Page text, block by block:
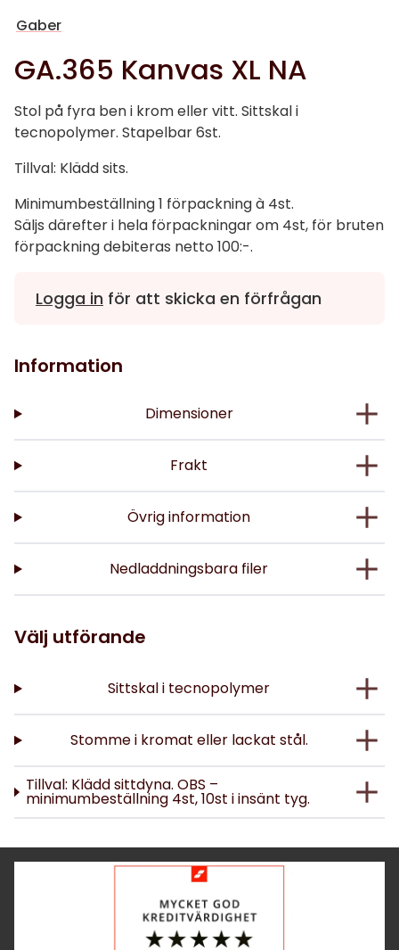
Gaber
GA.365 Kanvas XL NA
Stol på fyra ben i krom eller vitt. Sittskal i
tecnopolymer. Stapelbar 6st.
Tillval: Klädd sits.
Minimumbeställning 1 förpackning à 4st.
Säljs därefter i hela förpackningar om 4st, för bruten
förpackning debiteras netto 100:-.
Logga in för att skicka en förfrågan
Information
Dimensioner
Frakt
Övrig information
Nedladdningsbara filer
Välj utförande
Sittskal i tecnopolymer
Stomme i kromat eller lackat stål.
Tillval: Klädd sittdyna. OBS –
minimumbeställning 4st, 10st i insänt tyg.